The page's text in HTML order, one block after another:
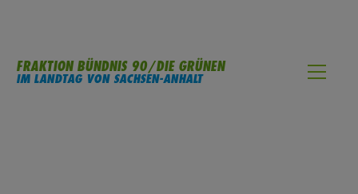
FRAKTION BÜNDNIS 90/DIE GRÜNEN
IM LANDTAG VON SACHSEN-ANHALT